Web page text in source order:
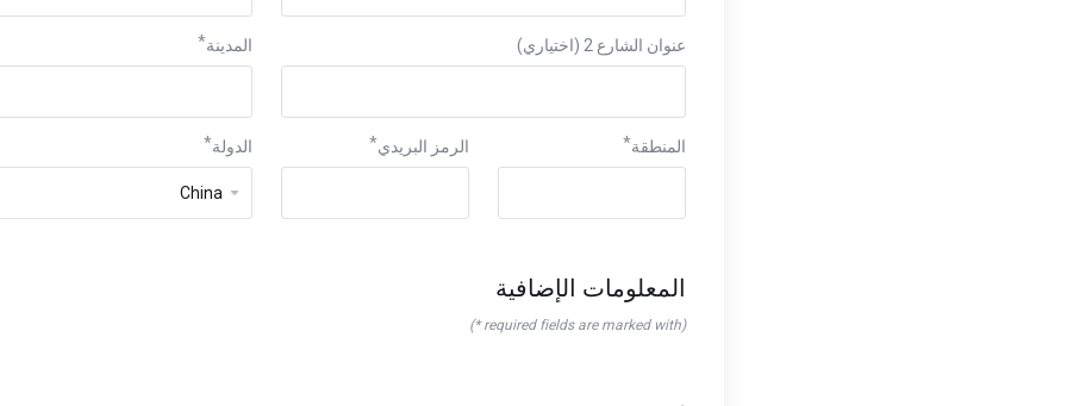
عنوان الشارع 2 (اختياري) المدينة
المنطقة الرمز البريدي الدولة
المعلومات الإضافية
(required fields are marked with *)